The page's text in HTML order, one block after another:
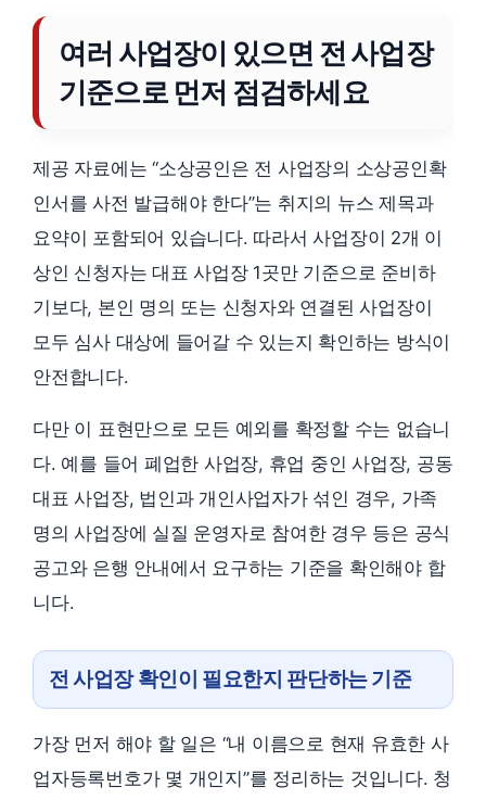
여러 사업장이 있으면 전 사업장
기준으로 먼저 점검하세요
제공 자료에는 “소상공인은 전 사업장의 소상공인확
인서를 사전 발급해야 한다”는 취지의 뉴스 제목과
요약이 포함되어 있습니다. 따라서 사업장이 2개 이
상인 신청자는 대표 사업장 1곳만 기준으로 준비하
기보다, 본인 명의 또는 신청자와 연결된 사업장이
모두 심사 대상에 들어갈 수 있는지 확인하는 방식이
안전합니다.
다만 이 표현만으로 모든 예외를 확정할 수는 없습니
다. 예를 들어 폐업한 사업장, 휴업 중인 사업장, 공동
대표 사업장, 법인과 개인사업자가 섞인 경우, 가족
명의 사업장에 실질 운영자로 참여한 경우 등은 공식
공고와 은행 안내에서 요구하는 기준을 확인해야 합
니다.
전 사업장 확인이 필요한지 판단하는 기준
가장 먼저 해야 할 일은 “내 이름으로 현재 유효한 사
업자등록번호가 몇 개인지”를 정리하는 것입니다. 청